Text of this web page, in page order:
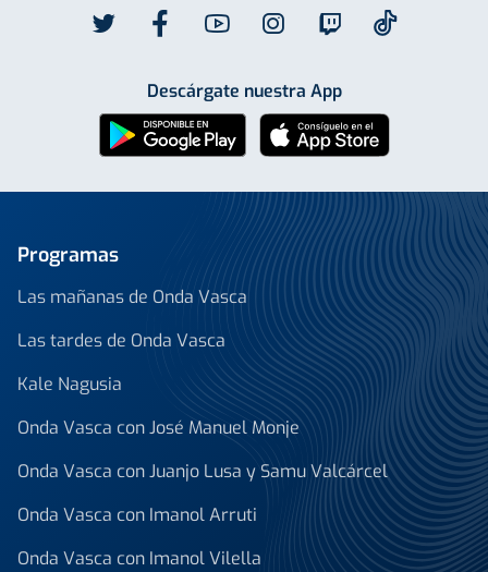
Descárgate nuestra App
Programas
Las mañanas de Onda Vasca
Las tardes de Onda Vasca
Kale Nagusia
Onda Vasca con José Manuel Monje
Onda Vasca con Juanjo Lusa y Samu Valcárcel
Onda Vasca con Imanol Arruti
Onda Vasca con Imanol Vilella